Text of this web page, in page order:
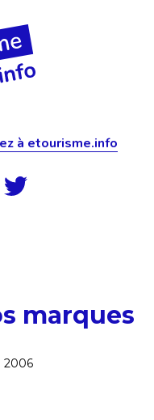
à etourisme.info
marques
2006